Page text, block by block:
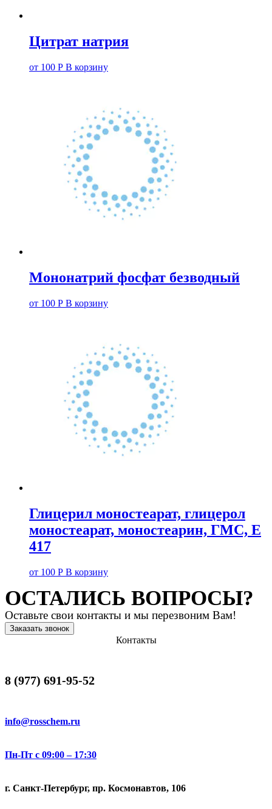
Цитрат натрия
от 100 Р В корзину
Мононатрий фосфат безводный
от 100 Р В корзину
Глицерил моностеарат, глицерол
моностеарат, моностеарин, ГМС, Е
417
от 100 Р В корзину
ОСТАЛИСЬ ВОПРОСЫ?
Оставьте свои контакты и мы перезвоним Вам!
Заказать звонок
Контакты
8 (977) 691-95-52
info@rosschem.ru
Пн-Пт с 09:00 – 17:30
г. Санкт-Петербург, пр. Космонавтов, 106